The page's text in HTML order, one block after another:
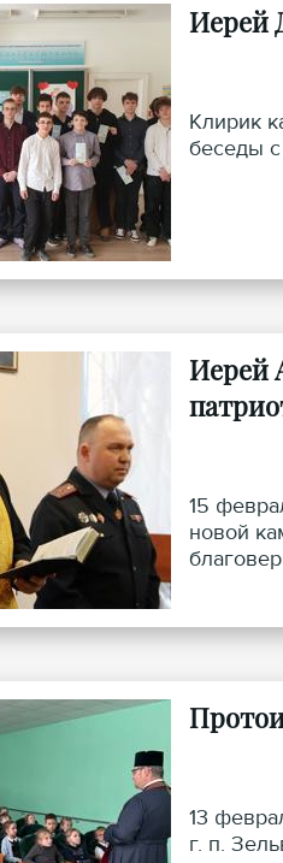
Иерей
Клирик
беседы
Иерей
15
новой
13
г. п.